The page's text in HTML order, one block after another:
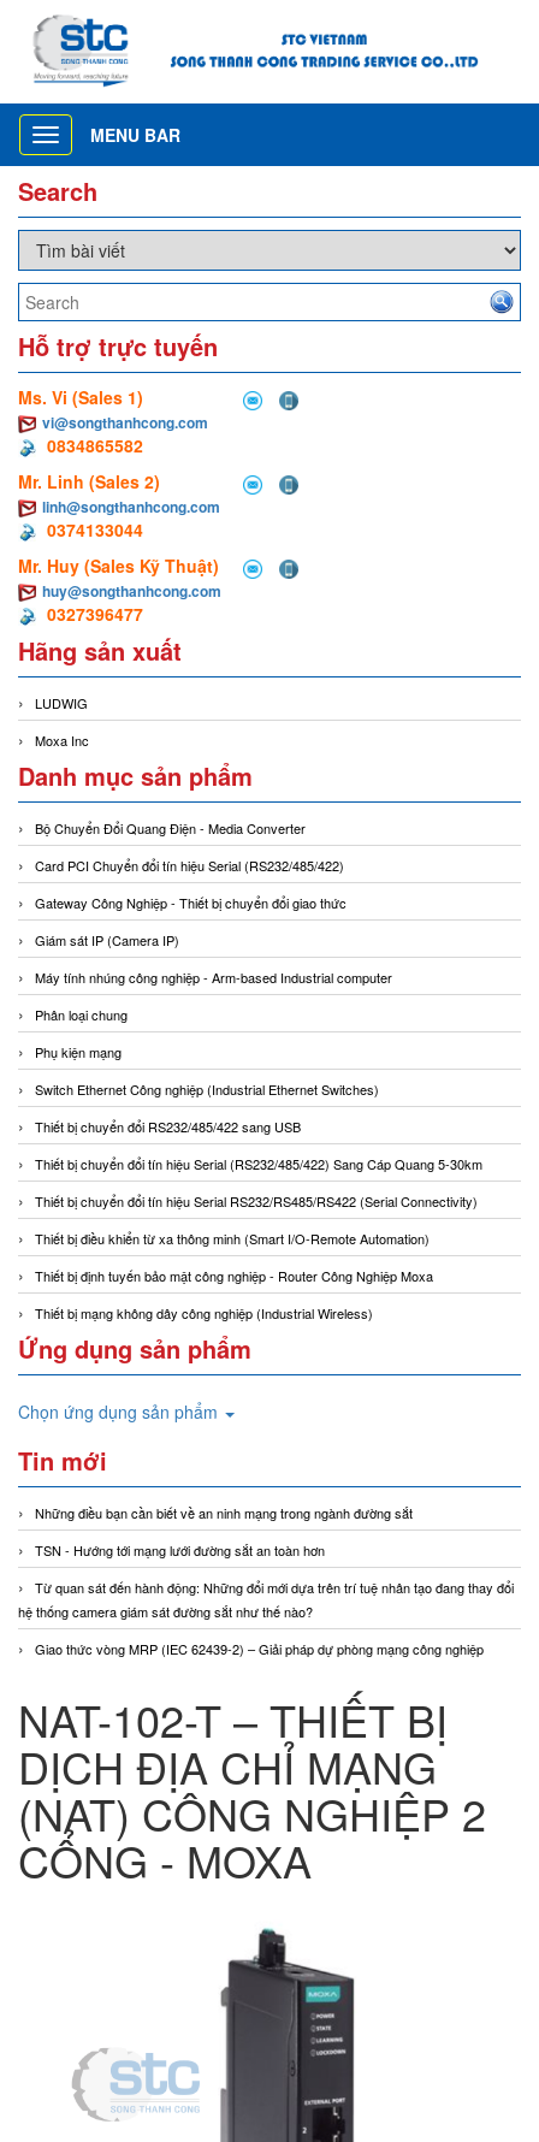
Toggle
navigation
MENU BAR
Search
Hỗ trợ trực tuyến
Ms. Vi (Sales 1)
vi@songthanhcong.com
0834865582
Mr. Linh (Sales 2)
linh@songthanhcong.com
0374133044
Mr. Huy (Sales Kỹ Thuật)
huy@songthanhcong.com
0327396477
Hãng sản xuất
LUDWIG
Moxa Inc
Danh mục sản phẩm
Bộ Chuyển Đổi Quang Điện - Media Converter
Card PCI Chuyển đổi tín hiệu Serial (RS232/485/422)
Gateway Công Nghiệp - Thiết bị chuyển đổi giao thức
Giám sát IP (Camera IP)
Máy tính nhúng công nghiệp - Arm-based Industrial computer
Phân loại chung
Phụ kiện mạng
Switch Ethernet Công nghiệp (Industrial Ethernet Switches)
Thiết bị chuyển đổi RS232/485/422 sang USB
Thiết bị chuyển đổi tín hiệu Serial (RS232/485/422) Sang Cáp Quang 5-30km
Thiết bị chuyển đổi tín hiệu Serial RS232/RS485/RS422 (Serial Connectivity)
Thiết bị điều khiển từ xa thông minh (Smart I/O-Remote Automation)
Thiết bị định tuyến bảo mật công nghiệp - Router Công Nghiệp Moxa
Thiết bị mạng không dây công nghiệp (Industrial Wireless)
Ứng dụng sản phẩm
Chọn ứng dụng sản phẩm
Tin mới
Những điều bạn cần biết về an ninh mạng trong ngành đường sắt
TSN - Hướng tới mạng lưới đường sắt an toàn hơn
Từ quan sát đến hành động: Những đổi mới dựa trên trí tuệ nhân tạo đang thay đổi
hệ thống camera giám sát đường sắt như thế nào?
Giao thức vòng MRP (IEC 62439-2) – Giải pháp dự phòng mạng công nghiệp
NAT-102-T – THIẾT BỊ
DỊCH ĐỊA CHỈ MẠNG
(NAT) CÔNG NGHIỆP 2
CỔNG - MOXA